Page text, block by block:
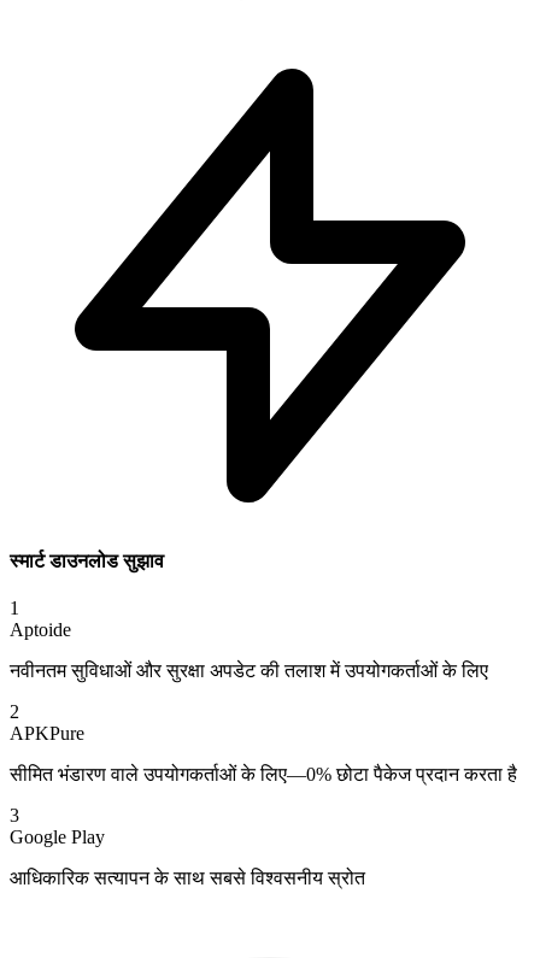
स्मार्ट डाउनलोड सुझाव
1
Aptoide
नवीनतम सुविधाओं और सुरक्षा अपडेट की तलाश में उपयोगकर्ताओं के लिए
2
APKPure
सीमित भंडारण वाले उपयोगकर्ताओं के लिए—0% छोटा पैकेज प्रदान करता है
3
Google Play
आधिकारिक सत्यापन के साथ सबसे विश्वसनीय स्रोत